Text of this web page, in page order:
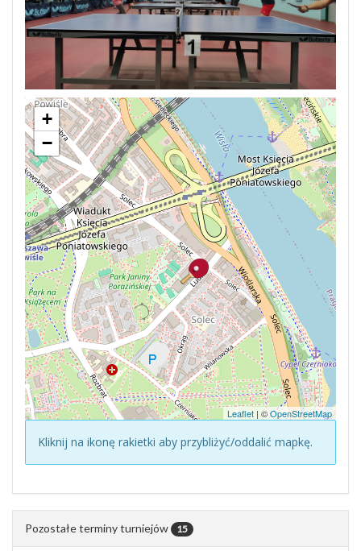
+
−
Leaflet | ©OpenStreetMap
Kliknij na ikonę rakietki aby przybliżyć/oddalić mapkę.
Pozostałe terminy turniejów 15